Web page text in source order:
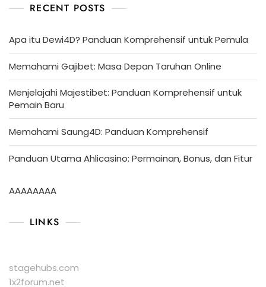
RECENT POSTS
Apa itu Dewi4D? Panduan Komprehensif untuk Pemula
Memahami Gajibet: Masa Depan Taruhan Online
Menjelajahi Majestibet: Panduan Komprehensif untuk
Pemain Baru
Memahami Saung4D: Panduan Komprehensif
Panduan Utama Ahlicasino: Permainan, Bonus, dan Fitur
AAAAAAAA
LINKS
stagehubs.com
1x2forum.net